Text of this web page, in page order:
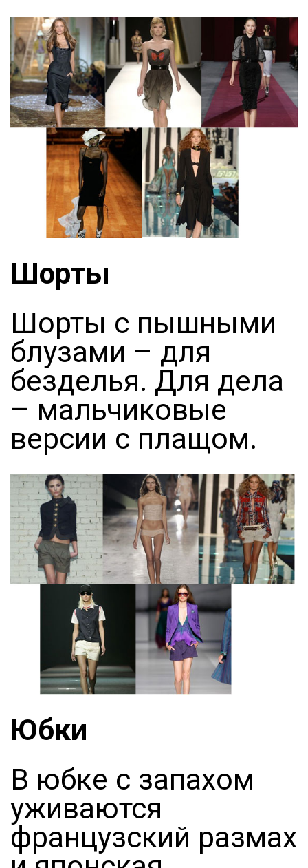
Шорты
Шорты с пышными
блузами – для
безделья. Для дела
– мальчиковые
версии с плащом.
Юбки
В юбке с запахом
уживаются
французский размах